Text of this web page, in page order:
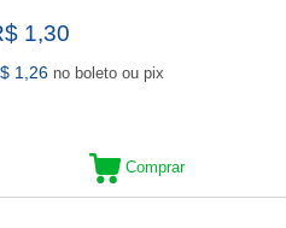
1,30
1,26 no boleto ou pix
Comprar